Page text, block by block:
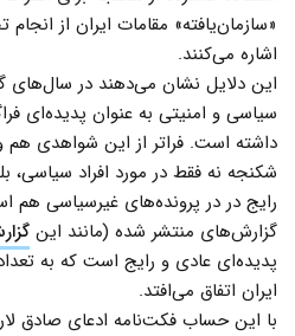
«سازمان‌یافته» مقامات ایران از
اشاره می‌کنند.
این دلایل نشان می‌دهند در
سیاسی و امنیتی به عنوان پدیده‌ای
داشته است. فراتر از این شواهدی هم
شکنجه نه فقط در مورد افراد
رایج در در پرونده‌های غیرسیاسی هم
گزارش‌های منتشر شده (مانند این
پدیده‌ای عادی و رایج است که به
ایران اتفاق می‌افتد.
با این حساب فکت‌نامه ادعای صادق